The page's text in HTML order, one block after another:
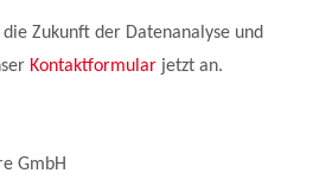
Zukunft der Datenanalyse und
Kontaktformular jetzt an.